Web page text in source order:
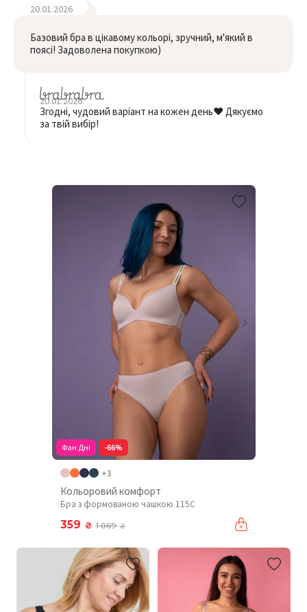
20.01.2026
Базовий бра в цікавому кольорі, зручний, м'який в
поясі! Задоволена покупкою)
20.01.2026
Згодні, чудовий варіант на кожен день❤️ Дякуємо
за твій вибір!
Фан Дні -66%
+3
Кольоровий комфорт
Бра з формованою чашкою 115C
359 ₴ 1 069₴